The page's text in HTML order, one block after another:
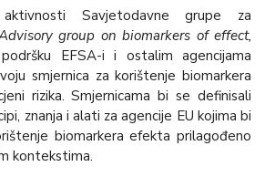
Savjetodavne grupe za
group on biomarkers of effect,
EFSA-i i ostalim agencijama
smjernica za korištenje biomarkera
rizika. Smjernicama bi se definisali
znanja i alati za agencije EU kojima bi
biomarkera efekta prilagođeno
kontekstima.